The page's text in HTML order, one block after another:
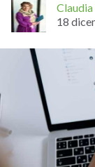
18